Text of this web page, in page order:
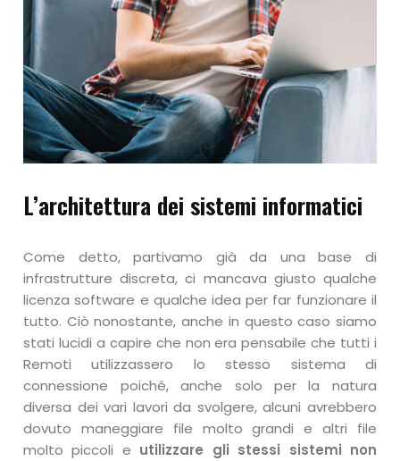
L’architettura dei sistemi informatici
Come detto, partivamo già da una base di
infrastrutture discreta, ci mancava giusto qualche
licenza software e qualche idea per far funzionare il
tutto. Ciò nonostante, anche in questo caso siamo
stati lucidi a capire che non era pensabile che tutti i
Remoti utilizzassero lo stesso sistema di
connessione poiché, anche solo per la natura
diversa dei vari lavori da svolgere, alcuni avrebbero
dovuto maneggiare file molto grandi e altri file
molto piccoli e utilizzare gli stessi sistemi non